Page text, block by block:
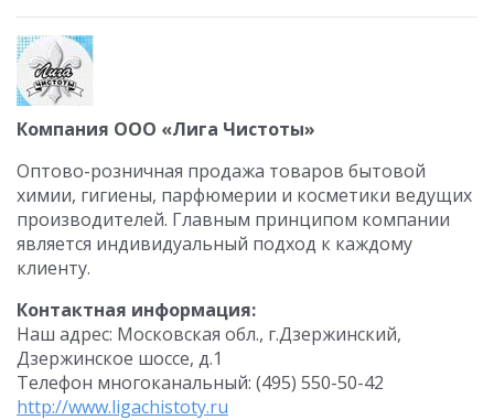
Компания ООО «Лига Чистоты»
Оптово-розничная продажа товаров бытовой
химии, гигиены, парфюмерии и косметики ведущих
производителей. Главным принципом компании
является индивидуальный подход к каждому
клиенту.
Контактная информация:
Наш адрес: Московская обл., г.Дзержинский,
Дзержинское шоссе, д.1
Телефон многоканальный: (495) 550-50-42
http://www.ligachistoty.ru